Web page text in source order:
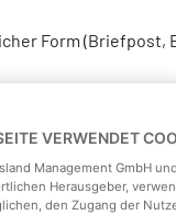
Form (Briefpost,
der Buchung
zustande.VERWENDET
Management GmbH
Herausgeber,
den Zugang der